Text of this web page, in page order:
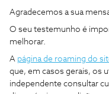
Agradecemos a sua
O seu testemunho é
melhorar.
A página de roaming do
que, em casos gerais, os
independente consultar